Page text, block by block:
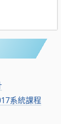
系統課程